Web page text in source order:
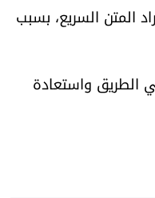
المتن السريع، بسبب
الطريق واستعادة